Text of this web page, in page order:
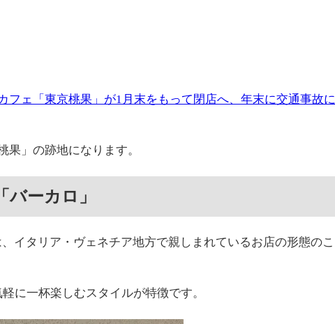
フェ「東京桃果」が1月末をもって閉店へ、年末に交通事故に
果」の跡地になります。
ーカロ」
、イタリア・ヴェネチア地方で親しまれているお店の形態のこ
に一杯楽しむスタイルが特徴です。